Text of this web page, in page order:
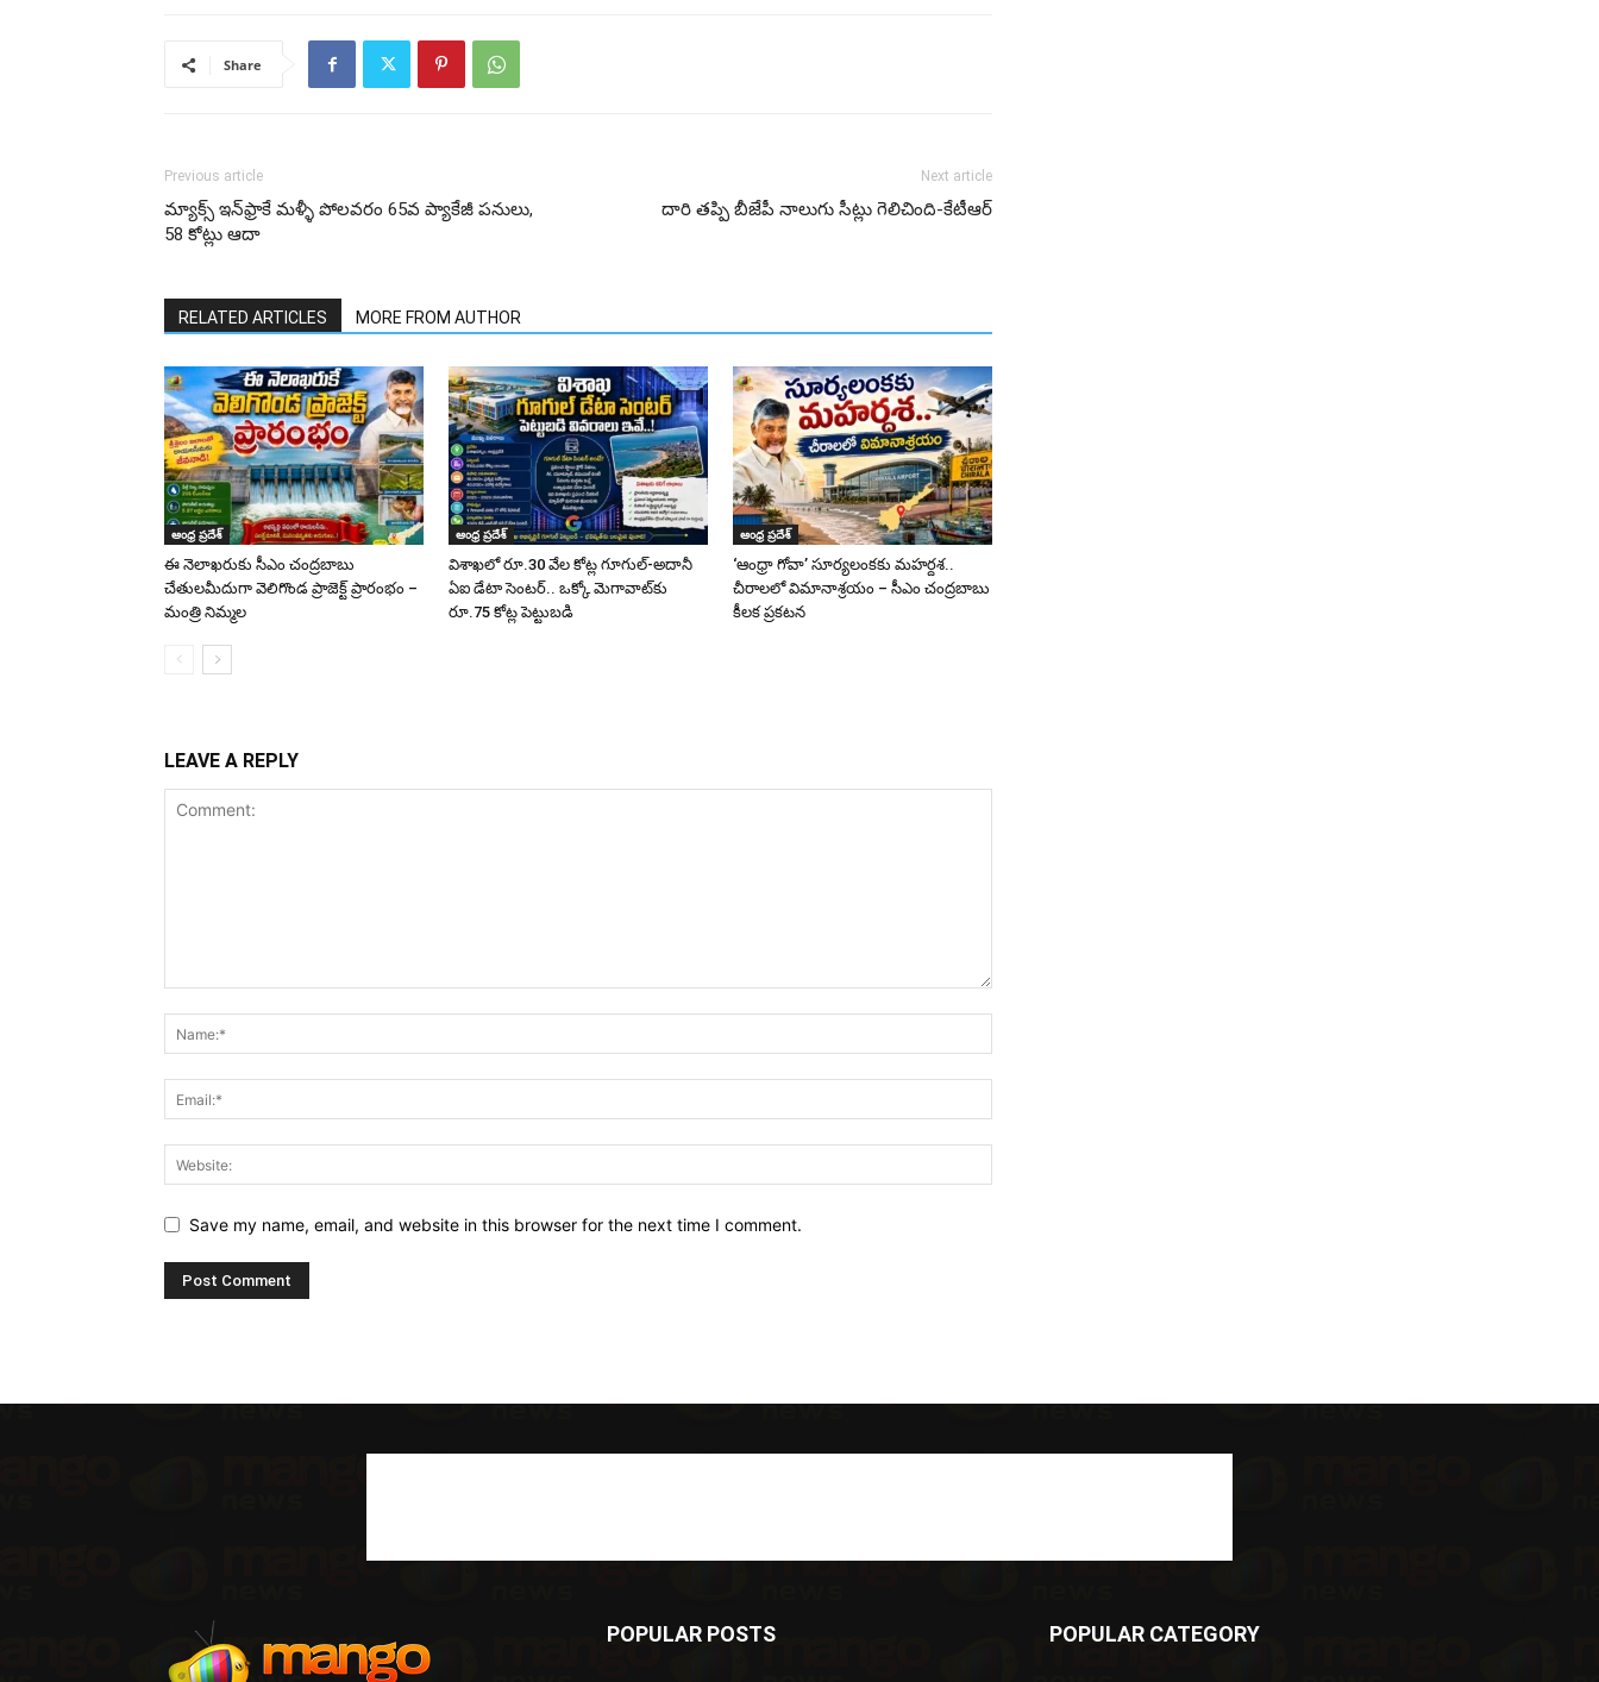
Share
Previous article
మ్యాక్స్‌ ఇన్‌ఫ్రాకే మళ్ళీ పోలవరం 65వ ప్యాకేజీ పనులు,
58 కోట్లు ఆదా
Next article
దారి తప్పి బీజేపీ నాలుగు సీట్లు గెలిచింది-కేటీఆర్
RELATED ARTICLES MORE FROM AUTHOR
ఆంధ్ర ప్రదేశ్
ఈ నెలాఖరుకు సీఎం చంద్రబాబు
చేతులమీదుగా వెలిగొండ ప్రాజెక్ట్‌ ప్రారంభం –
మంత్రి నిమ్మల
ఆంధ్ర ప్రదేశ్
విశాఖలో రూ.30 వేల కోట్ల గూగుల్-అదానీ
ఏఐ డేటా సెంటర్.. ఒక్కో మెగావాట్‌కు
రూ.75 కోట్ల పెట్టుబడి
ఆంధ్ర ప్రదేశ్
‘ఆంధ్రా గోవా’ సూర్యలంకకు మహర్దశ..
చీరాలలో విమానాశ్రయం – సీఎం చంద్రబాబు
కీలక ప్రకటన
LEAVE A REPLY
Save my name, email, and website in this browser for the next time I comment.
POPULAR POSTS POPULAR CATEGORY